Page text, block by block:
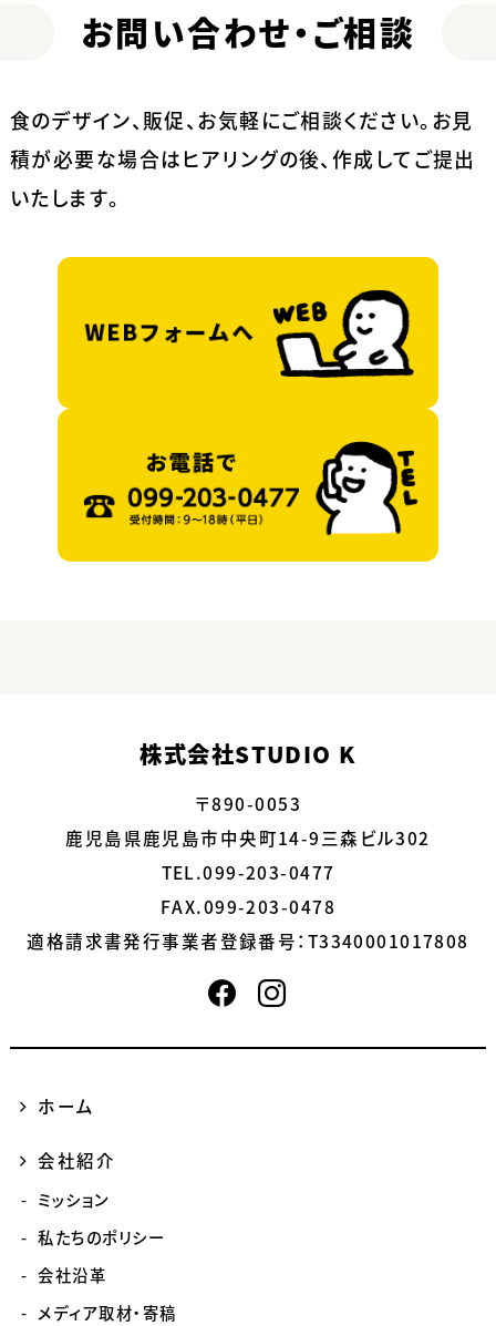
お問い合わせ・ご相談
食のデザイン、販促、お気軽にご相談ください。お見
積が必要な場合はヒアリングの後、作成してご提出
いたします。
株式会社STUDIO K
〒890-0053
鹿児島県鹿児島市中央町14-9三森ビル302
TEL.099-203-0477
FAX.099-203-0478
適格請求書発行事業者登録番号： T3340001017808
ホーム
会社紹介
ミッション
私たちのポリシー
会社沿革
メディア取材・寄稿